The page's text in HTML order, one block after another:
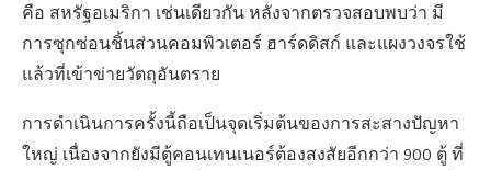
คือ สหรัฐอเมริกา เช่นเดียวกัน หลังจากตรวจสอบพบว่า มี
การซุกซ่อนชิ้นส่วนคอมพิวเตอร์ ฮาร์ดดิสก์ และแผงวงจรใช้
แล้วที่เข้าข่ายวัตถุอันตราย
การดำเนินการครั้งนี้ถือเป็นจุดเริ่มต้นของการสะสางปัญหา
ใหญ่ เนื่องจากยังมีตู้คอนเทนเนอร์ต้องสงสัยอีกกว่า 900 ตู้ ที่